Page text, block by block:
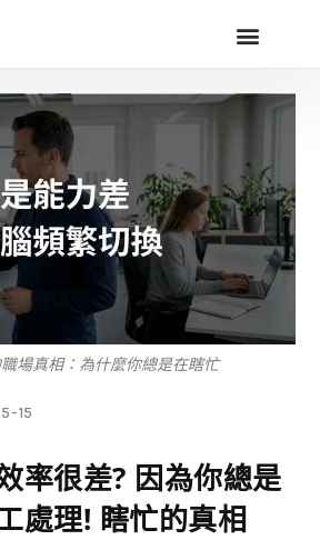
場真相：為什麼你總是在瞎忙
15
率很差? 因為你總是
處理! 瞎忙的真相